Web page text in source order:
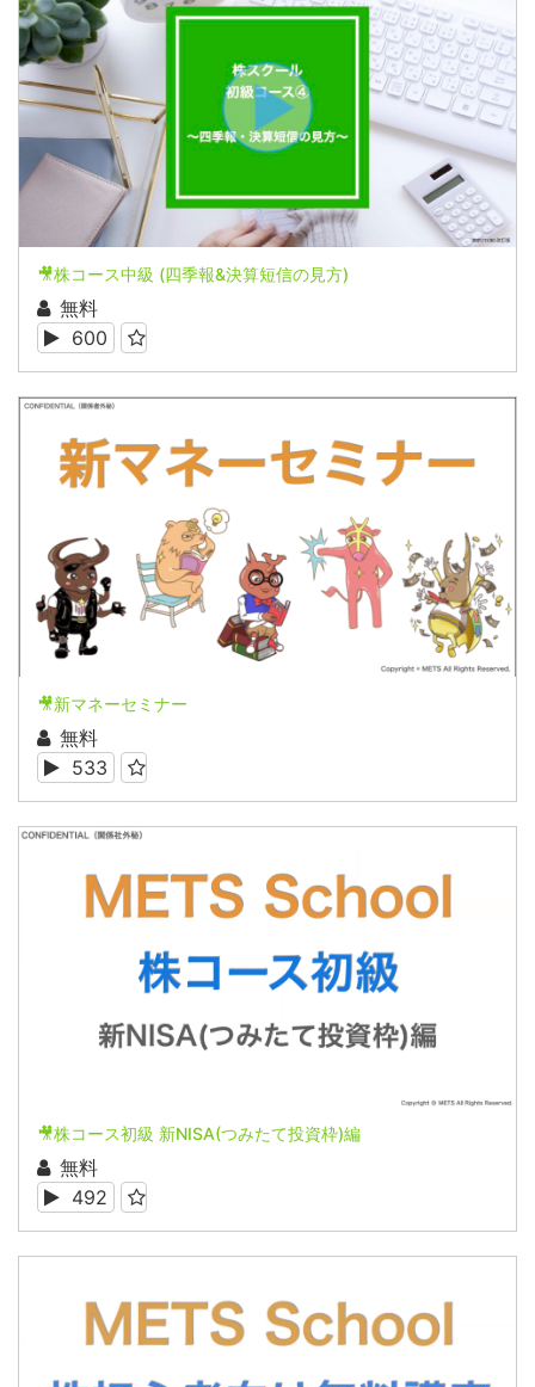
🎥株コース中級 (四季報&決算短信の見方)
無料
600
🎥新マネーセミナー
無料
533
🎥株コース初級 新NISA(つみたて投資枠)編
無料
492